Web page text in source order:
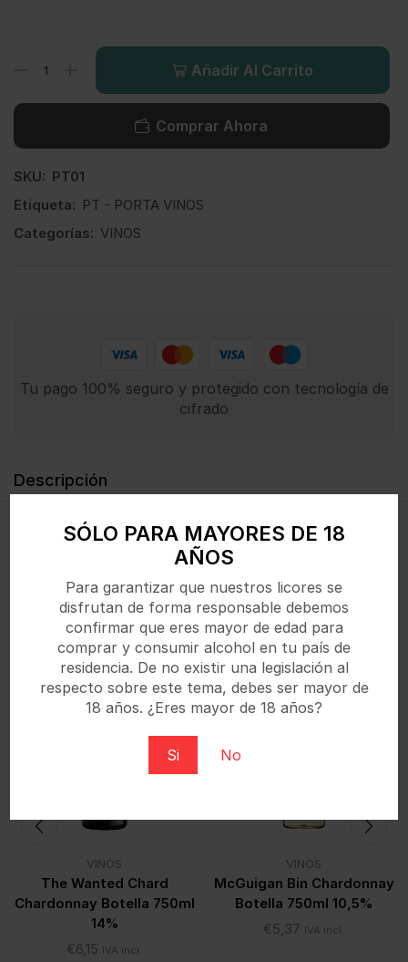
SÓLO PARA MAYORES DE 18
AÑOS
Para garantizar que nuestros licores se
disfrutan de forma responsable debemos
confirmar que eres mayor de edad para
comprar y consumir alcohol en tu país de
residencia. De no existir una legislación al
respecto sobre este tema, debes ser mayor de
18 años. ¿Eres mayor de 18 años?
Si No
Añadir Al Carrito
Comprar Ahora
SKU: PT01
Etiqueta: PT - PORTA VINOS
Categorías: VINOS
Tu pago 100% seguro y protegido con tecnología de
cifrado
Descripción
Vino blanco portugués joven, elaborado con uvas
locales, fresco y ligeramente afrutado.
Productos Relacionados
VINOS
The Wanted Chard
Chardonnay Botella 750ml
14%
€6,15 IVA incl.
VINOS
McGuigan Bin Chardonnay
Botella 750ml 10,5%
€5,37 IVA incl.